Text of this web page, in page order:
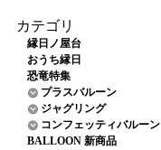
カテゴリ
縁日ノ屋台
おうち縁日
恐竜特集
プラスバルーン
ジャグリング
コンフェッティバルーン
BALLOON 新商品